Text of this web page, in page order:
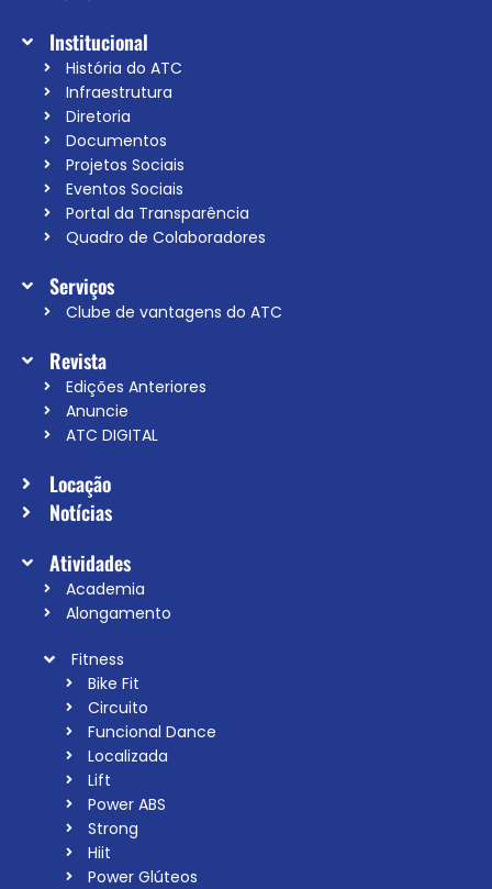
Institucional
História do ATC
Infraestrutura
Diretoria
Documentos
Projetos Sociais
Eventos Sociais
Portal da Transparência
Quadro de Colaboradores
Serviços
Clube de vantagens do ATC
Revista
Edições Anteriores
Anuncie
ATC DIGITAL
Locação
Notícias
Atividades
Academia
Alongamento
Fitness
Bike Fit
Circuito
Funcional Dance
Localizada
Lift
Power ABS
Strong
Hiit
Power Glúteos